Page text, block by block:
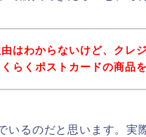
はわからないけど、クレ
くらくポストカードの商品
いるのだと思います。実